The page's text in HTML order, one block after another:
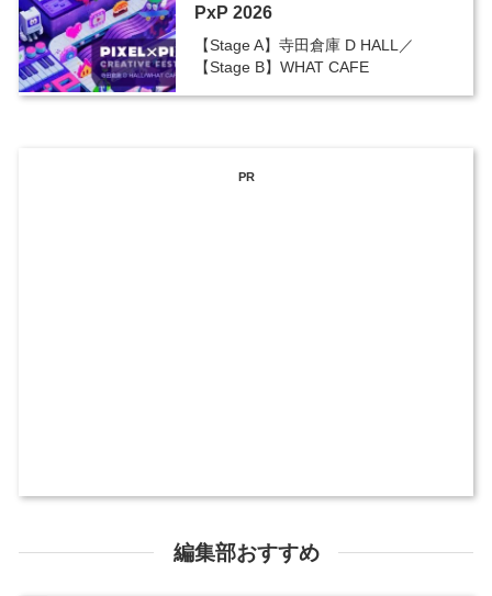
PxP 2026
【Stage A】寺田倉庫 D HALL／
【Stage B】WHAT CAFE
PR
編集部おすすめ